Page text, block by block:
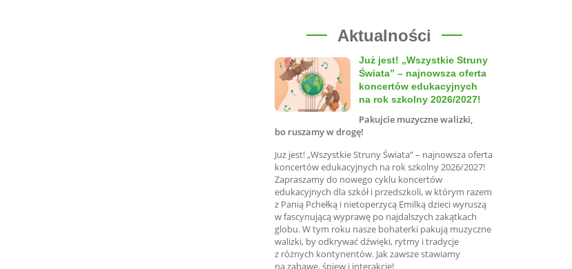
Aktualności
Już jest! „Wszystkie Struny
Świata” – najnowsza oferta
koncertów edukacyjnych
na rok szkolny 2026/2027!
Pakujcie muzyczne walizki,
bo ruszamy w drogę!
Już jest! „Wszystkie Struny Świata” – najnowsza oferta
koncertów edukacyjnych na rok szkolny 2026/2027!
Zapraszamy do nowego cyklu koncertów
edukacyjnych dla szkół i przedszkoli, w którym razem
z Panią Pchełką i nietoperzycą Emilką dzieci wyruszą
w fascynującą wyprawę po najdalszych zakątkach
globu. W tym roku nasze bohaterki pakują muzyczne
walizki, by odkrywać dźwięki, rytmy i tradycje
z różnych kontynentów. Jak zawsze stawiamy
na zabawę, śpiew i interakcję!